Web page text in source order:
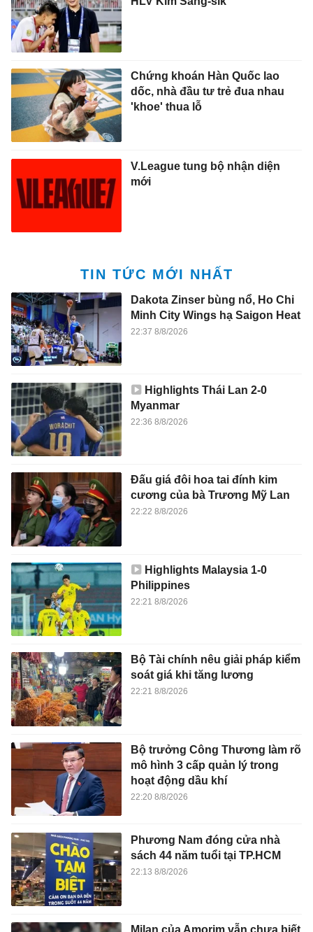
Chứng khoán Hàn Quốc lao
dốc, nhà đầu tư trẻ đua nhau
'khoe' thua lỗ
V.League tung bộ nhận diện
mới
TIN TỨC MỚI NHẤT
Dakota Zinser bùng nổ, Ho Chi
Minh City Wings hạ Saigon Heat
22:37 8/8/2026
Highlights Thái Lan 2-0
Myanmar
22:36 8/8/2026
Đấu giá đôi hoa tai đính kim
cương của bà Trương Mỹ Lan
22:22 8/8/2026
Highlights Malaysia 1-0
Philippines
22:21 8/8/2026
Bộ Tài chính nêu giải pháp kiểm
soát giá khi tăng lương
22:21 8/8/2026
Bộ trưởng Công Thương làm rõ
mô hình 3 cấp quản lý trong
hoạt động dầu khí
22:20 8/8/2026
Phương Nam đóng cửa nhà
sách 44 năm tuổi tại TP.HCM
22:13 8/8/2026